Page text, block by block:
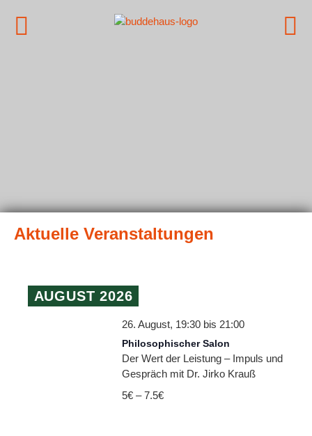
AUGUST 2026
Philosophischer Salon
26. August, 19:30 bis 21:00
Der Wert der Leistung – Impuls und
Gespräch mit Dr. Jirko Krauß
5€ – 7.5€